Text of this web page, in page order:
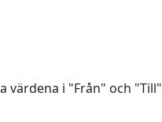
värdena i "Från" och "Till"